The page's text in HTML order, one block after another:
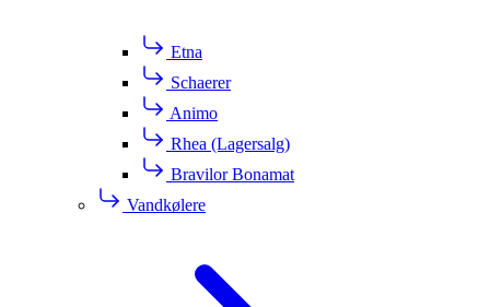
Etna
Schaerer
Animo
Rhea (Lagersalg)
Bravilor Bonamat
Vandkølere